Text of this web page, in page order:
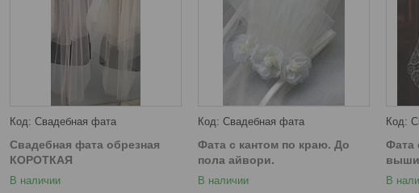
Свадебная фата
Свадебная фата обрезная
КОРОТКАЯ
В наличии
Свадебная фата
Фата с кантом по краю. До
пола айвори.
В наличии
Фата
В